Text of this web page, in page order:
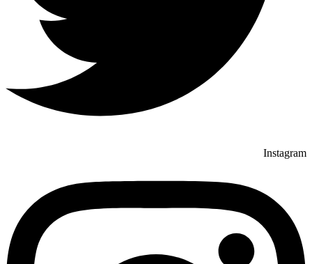
Instagram